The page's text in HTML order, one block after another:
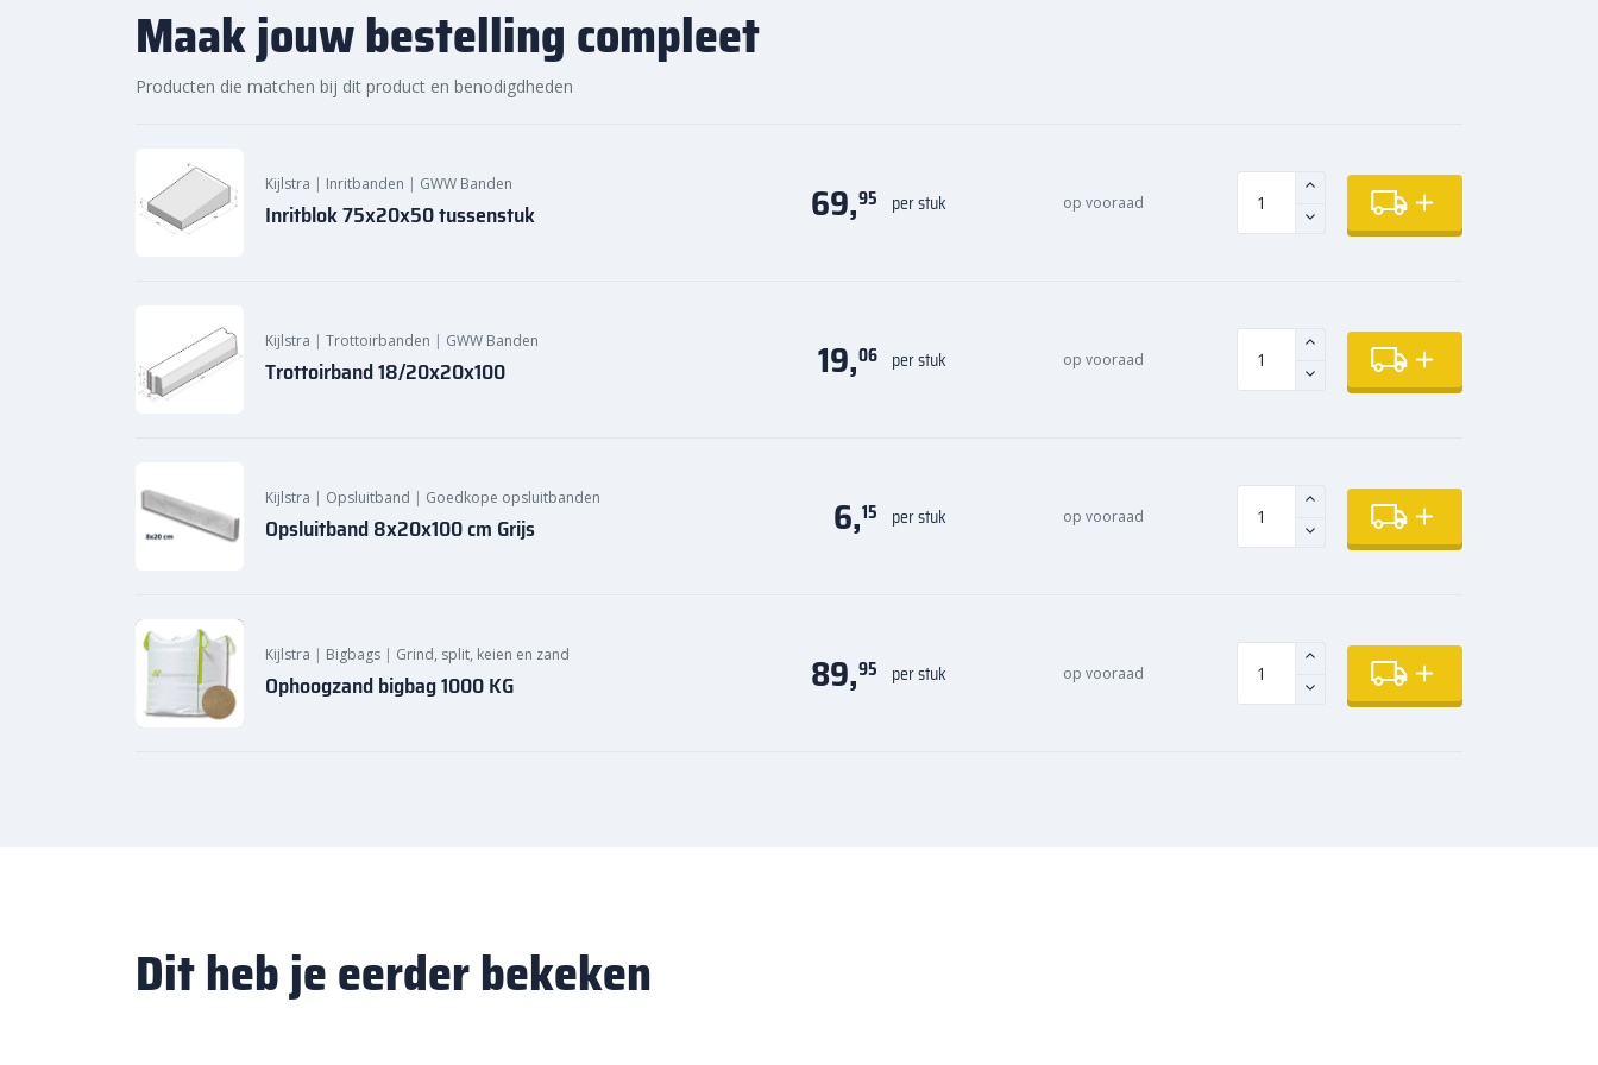
Maak jouw bestelling compleet
Producten die matchen bij dit product en benodigdheden
Kijlstra | Inritbanden | GWW Banden
Inritblok 75x20x50 tussenstuk 69,95 per stuk op vooraad
Kijlstra | Trottoirbanden | GWW Banden
Trottoirband 18/20x20x100 19,06 per stuk op vooraad
Kijlstra | Opsluitband | Goedkope opsluitbanden
Opsluitband 8x20x100 cm Grijs 6,15 per stuk op vooraad
Kijlstra | Bigbags | Grind, split, keien en zand
Ophoogzand bigbag 1000 KG 89,95 per stuk op vooraad
Dit heb je eerder bekeken